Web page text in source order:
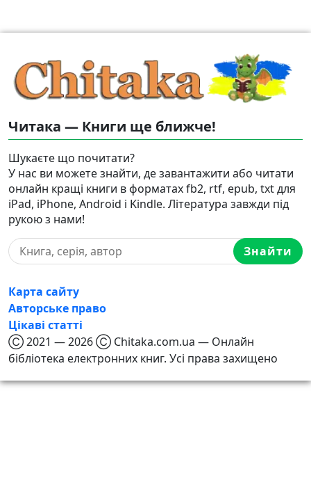
Читака — Книги ще ближче!
Шукаєте що почитати?
У нас ви можете знайти, де завантажити або читати
онлайн кращі книги в форматах fb2, rtf, epub, txt для
iPad, iPhone, Android і Kindle. Література завжди під
рукою з нами!
Знайти
Карта сайту
Авторське право
Цікаві статті
Ⓒ 2021 — 2026 Ⓒ Chitaka.com.ua — Онлайн
бібліотека електронних книг. Усі права захищено